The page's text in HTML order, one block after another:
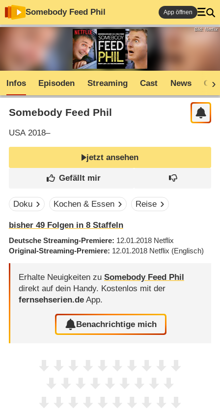
Somebody Feed Phil App öffnen
Bild: Netflix
Infos Episoden Streaming Cast News
Somebody Feed Phil
USA2018–
jetzt ansehen
Doku Kochen & Essen Reise
bisher 49Folgen in 8Staffeln
Deutsche Streaming-Premiere 12.01.2018 Netflix
Original-Streaming-Premiere 12.01.2018 Netflix (Englisch)
Erhalte Neuigkeiten zu Somebody Feed Phil
direkt auf dein Handy. Kostenlos mit der
fernsehserien.deApp.
Benachrichtige mich